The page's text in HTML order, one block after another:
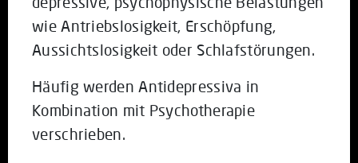
wie Antriebslosigkeit, Erschöpfung,
Aussichtslosigkeit oder Schlafstörungen.
Häufig werden Antidepressiva in
Kombination mit Psychotherapie
verschrieben.